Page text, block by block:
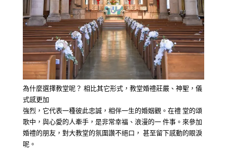
為什麼選擇教堂呢？ 相比其它形式，教堂婚禮莊嚴、神聖，儀
式感更加
強烈，它代表一種彼此忠誠，相伴一生的婚姻觀。在禮 堂的頌
歌中，與心愛的人牽手，是非常幸福、浪漫的一 件事。來參加
婚禮的朋友，對大教堂的氛圍讚不絕口， 甚至留下感動的眼淚
呢。